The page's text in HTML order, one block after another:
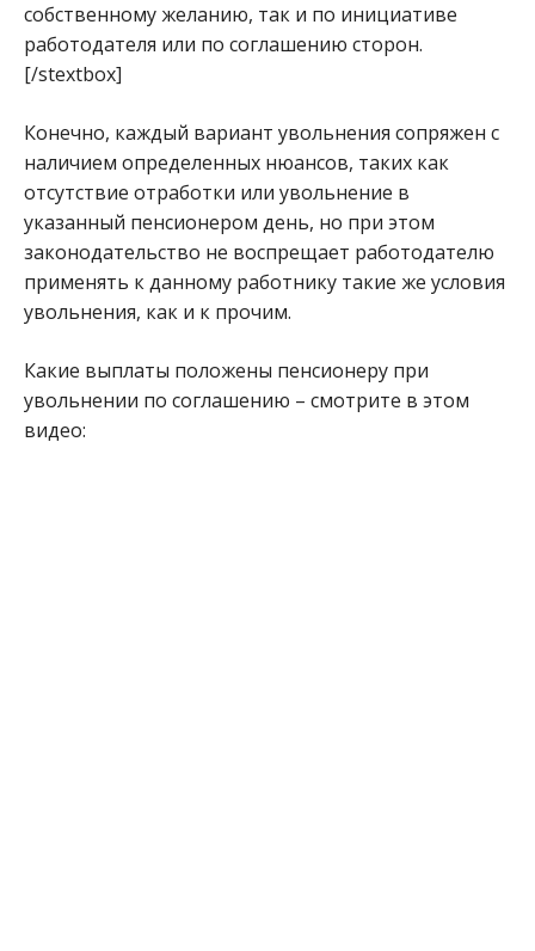
собственному желанию, так и по инициативе
работодателя или по соглашению сторон.
[/stextbox]
Конечно, каждый вариант увольнения сопряжен с
наличием определенных нюансов, таких как
отсутствие отработки или увольнение в
указанный пенсионером день, но при этом
законодательство не воспрещает работодателю
применять к данному работнику такие же условия
увольнения, как и к прочим.
Какие выплаты положены пенсионеру при
увольнении по соглашению – смотрите в этом
видео: